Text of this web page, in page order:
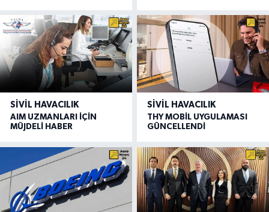
SIVIL HAVACILIK
AIM UZMANLARI İÇİN
MÜJDELİ HABER
SIVIL HAVACILIK
THY MOBİL UYGULAMASI
GÜNCELLENDİ